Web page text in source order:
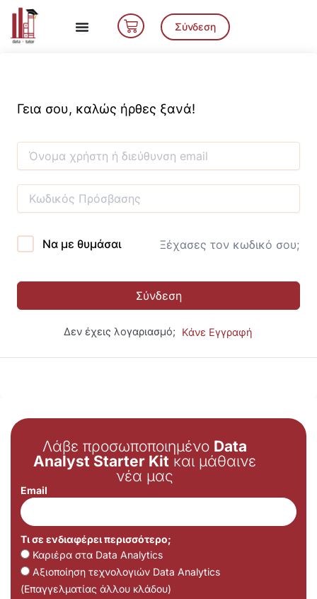
Μετάβαση
περιεχόμενο
Cart Σύνδεση
Γεια σου, καλώς ήρθες ξανά!
Να με θυμάσαι Ξέχασες τον κωδικό σου;
Σύνδεση
Δεν έχεις λογαριασμό; Κάνε Εγγραφή
Λάβε προσωποποιημένο Data
Analyst Starter Kit και μάθαινε
νέα μας
Email
Τι σε ενδιαφέρει περισσότερο;
Καριέρα στα Data Analytics
Αξιοποίηση τεχνολογιών Data Analytics
(Επαγγελματίας άλλου κλάδου)